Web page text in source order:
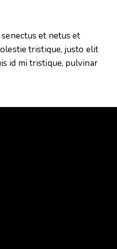
et netus et
tristique, justo elit
id mi tristique, pulvinar